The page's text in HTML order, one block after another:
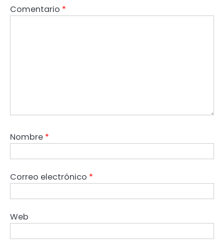
Comentario *
Nombre *
Correo electrónico *
Web